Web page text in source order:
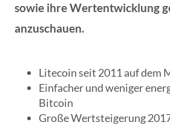
sowie ihre Wertentwicklung
anzuschauen.
Litecoin seit 2011 auf dem
Einfacher und weniger
Bitcoin
Große Wertsteigerung